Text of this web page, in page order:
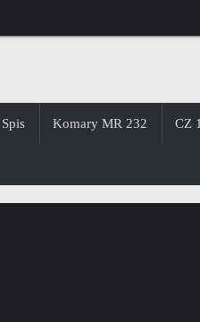
Spis Komary MR 232 CZ